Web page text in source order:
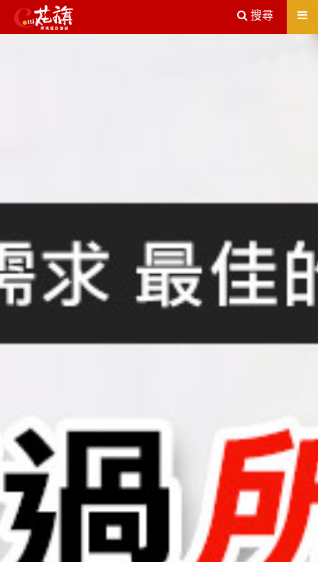
屏東機車借款解決您所有的借貸疑慮，完全了解、滿意再貸！
送出
搜尋